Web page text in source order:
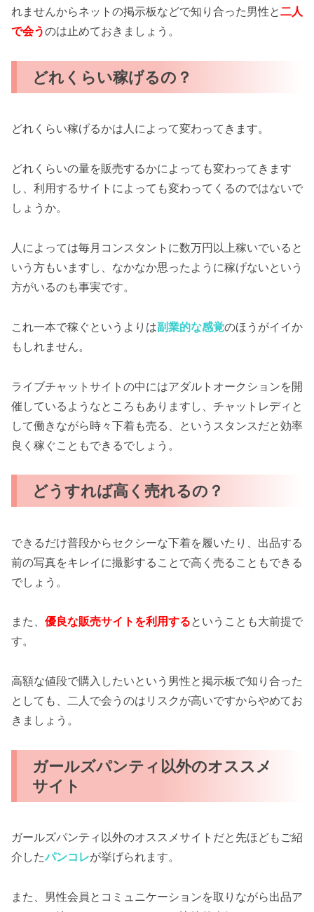
れませんからネットの掲示板などで知り合った男性と二人
で会うのは止めておきましょう。
どれくらい稼げるの？
どれくらい稼げるかは人によって変わってきます。
どれくらいの量を販売するかによっても変わってきます
し、利用するサイトによっても変わってくるのではないで
しょうか。
人によっては毎月コンスタントに数万円以上稼いでいると
いう方もいますし、なかなか思ったように稼げないという
方がいるのも事実です。
これ一本で稼ぐというよりは副業的な感覚のほうがイイか
もしれません。
ライブチャットサイトの中にはアダルトオークションを開
催しているようなところもありますし、チャットレディと
して働きながら時々下着も売る、というスタンスだと効率
良く稼ぐこともできるでしょう。
どうすれば高く売れるの？
できるだけ普段からセクシーな下着を履いたり、出品する
前の写真をキレイに撮影することで高く売ることもできる
でしょう。
また、 優良な販売サイトを利用するということも大前提で
す。
高額な値段で購入したいという男性と掲示板で知り合った
としても、二人で会うのはリスクが高いですからやめてお
きましょう。
ガールズパンティ以外のオススメ
サイト
ガールズパンティ以外のオススメサイトだと先ほどもご紹
介したパンコレが挙げられます。
また、男性会員とコミュニケーションを取りながら出品ア